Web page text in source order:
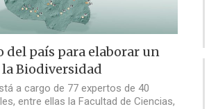
del país para elaborar un
Biodiversidad
a cargo de 77 expertos de 40
entre ellas la Facultad de Ciencias,